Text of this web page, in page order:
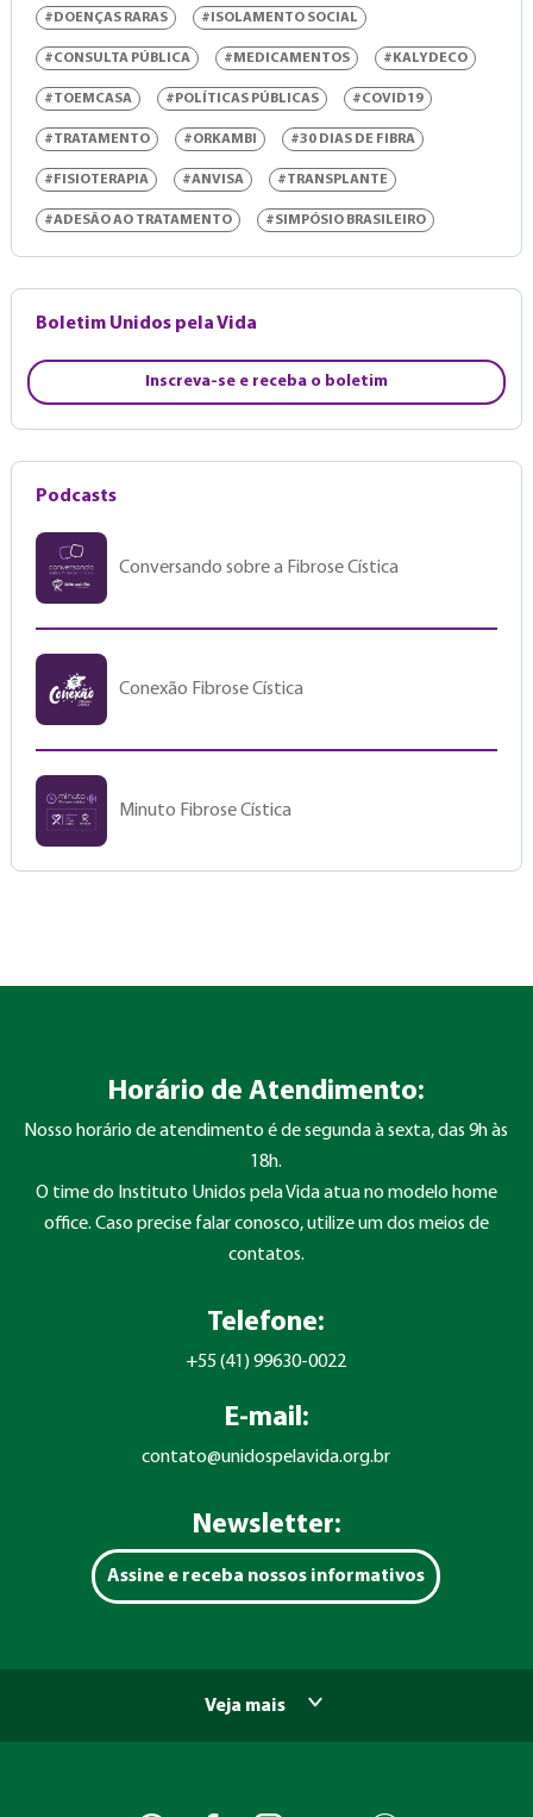
#DOENÇAS RARAS #ISOLAMENTO SOCIAL
#CONSULTA PÚBLICA #MEDICAMENTOS #KALYDECO
#TOEMCASA #POLÍTICAS PÚBLICAS #COVID19
#TRATAMENTO #ORKAMBI #30 DIAS DE FIBRA
#FISIOTERAPIA #ANVISA #TRANSPLANTE
#ADESÃO AO TRATAMENTO #SIMPÓSIO BRASILEIRO
Boletim Unidos pela Vida
Inscreva-se e receba o boletim
Podcasts
Conversando sobre a Fibrose Cística
Conexão Fibrose Cística
Minuto Fibrose Cística
Horário de Atendimento:
Nosso horário de atendimento é de segunda à sexta, das 9h às
18h.
O time do Instituto Unidos pela Vida atua no modelo home
office. Caso precise falar conosco, utilize um dos meios de
contatos.
Telefone:
+55 (41) 99630-0022
E-mail:
contato@unidospelavida.org.br
Newsletter:
Assine e receba nossos informativos
Veja mais